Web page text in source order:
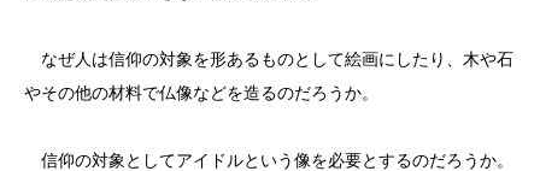
なぜ人は信仰の対象を形あるものとして絵画にしたり、木や石
やその他の材料で仏像などを造るのだろうか。
信仰の対象としてアイドルという像を必要とするのだろうか。